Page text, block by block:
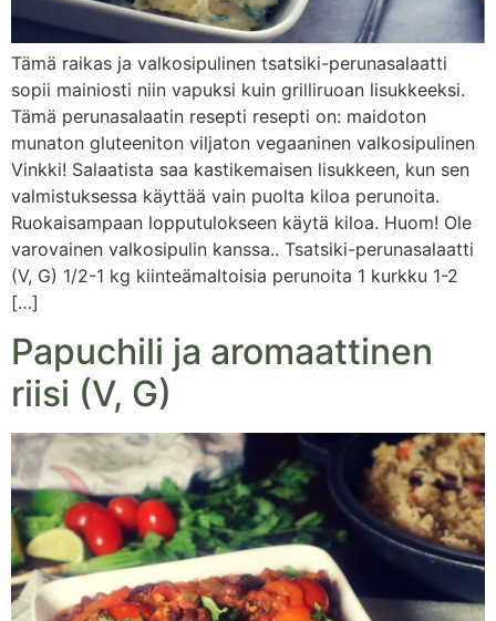
Tämä raikas ja valkosipulinen tsatsiki-perunasalaatti
sopii mainiosti niin vapuksi kuin grilliruoan lisukkeeksi.
Tämä perunasalaatin resepti resepti on: maidoton
munaton gluteeniton viljaton vegaaninen valkosipulinen
Vinkki! Salaatista saa kastikemaisen lisukkeen, kun sen
valmistuksessa käyttää vain puolta kiloa perunoita.
Ruokaisampaan lopputulokseen käytä kiloa. Huom! Ole
varovainen valkosipulin kanssa.. Tsatsiki-perunasalaatti
(V, G) 1/2-1 kg kiinteämaltoisia perunoita 1 kurkku 1-2
[…]
Papuchili ja aromaattinen
riisi (V, G)